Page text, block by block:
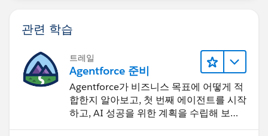
관련 학습
트레일
Agentforce 준비
Agentforce가 비즈니스 목표에 어떻게 적
합한지 알아보고, 첫 번째 에이전트를 시작
하고, AI 성공을 위한 계획을 수립해 보세
요.